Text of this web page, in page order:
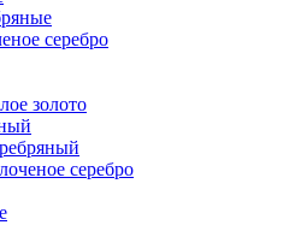
серебро
золото
серебро